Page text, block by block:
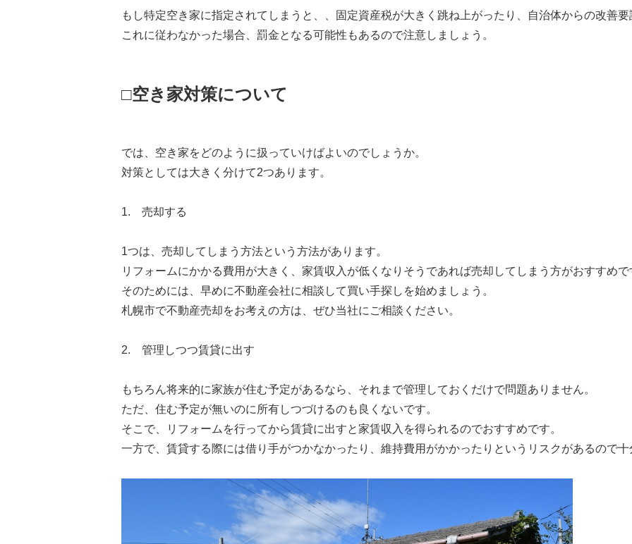
もし特定空き家に指定されてしまうと、、固定資産税が大きく跳ね上がったり、自治体からの改善要
これに従わなかった場合、罰金となる可能性もあるので注意しましょう。
□空き家対策について
では、空き家をどのように扱っていけばよいのでしょうか。
対策としては大きく分けて2つあります。
1. 売却する
1つは、売却してしまう方法という方法があります。
リフォームにかかる費用が大きく、家賃収入が低くなりそうであれば売却してしまう方がおすすめで
そのためには、早めに不動産会社に相談して買い手探しを始めましょう。
札幌市で不動産売却をお考えの方は、ぜひ当社にご相談ください。
2. 管理しつつ賃貸に出す
もちろん将来的に家族が住む予定があるなら、それまで管理しておくだけで問題ありません。
ただ、住む予定が無いのに所有しつづけるのも良くないです。
そこで、リフォームを行ってから賃貸に出すと家賃収入を得られるのでおすすめです。
一方で、賃貸する際には借り手がつかなかったり、維持費用がかかったりというリスクがあるので十